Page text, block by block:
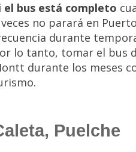
el bus está completo
no parará en
durante
lo tanto, tomar el bus
durante los meses
Puelche